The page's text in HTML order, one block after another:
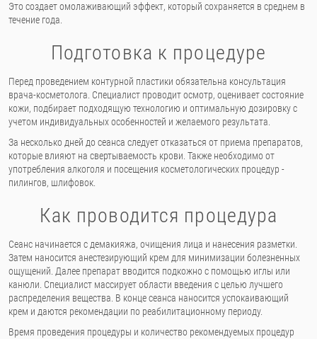
Это создает омолаживающий эффект, который сохраняется в среднем в
течение года.
Подготовка к процедуре
Перед проведением контурной пластики обязательна консультация
врача-косметолога. Специалист проводит осмотр, оценивает состояние
кожи, подбирает подходящую технологию и оптимальную дозировку с
учетом индивидуальных особенностей и желаемого результата.
За несколько дней до сеанса следует отказаться от приема препаратов,
которые влияют на свертываемость крови. Также необходимо от
употребления алкоголя и посещения косметологических процедур -
пилингов, шлифовок.
Как проводится процедура
Сеанс начинается с демакияжа, очищения лица и нанесения разметки.
Затем наносится анестезирующий крем для минимизации болезненных
ощущений. Далее препарат вводится подкожно с помощью иглы или
канюли. Специалист массирует области введения с целью лучшего
распределения вещества. В конце сеанса наносится успокаивающий
крем и даются рекомендации по реабилитационному периоду.
Время проведения процедуры и количество рекомендуемых процедур